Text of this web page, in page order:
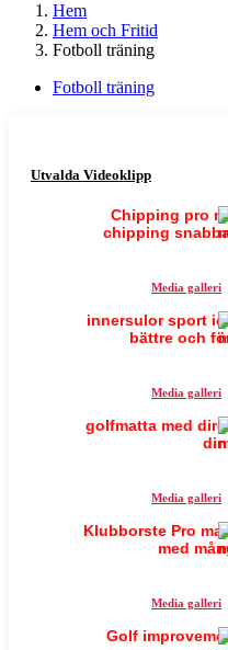
Hem
Hem och Fritid
Fotboll träning
Fotboll träning
Utvalda Videoklipp
Chipping pro
chipping
Media galleri
innersulor sport
bättre och
Media galleri
golfmatta med
Media galleri
Klubborste Pro
med
Media galleri
Golf